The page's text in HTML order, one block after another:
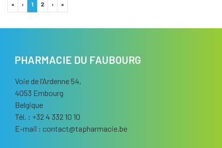
« ‹ 1 2 › »
PHARMACIE DU FAUBOURG
Voie de l’Ardenne 54,
4053 Embourg
Belgique
Tél. : +32 4 332 10 10
E-mail : contact@tapharmacie.be